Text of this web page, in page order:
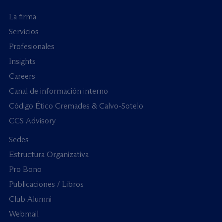
La firma
Servicios
Profesionales
Insights
Careers
Canal de información interno
Código Ético Cremades & Calvo-Sotelo
CCS Advisory
Sedes
Estructura Organizativa
Pro Bono
Publicaciones / Libros
Club Alumni
Webmail